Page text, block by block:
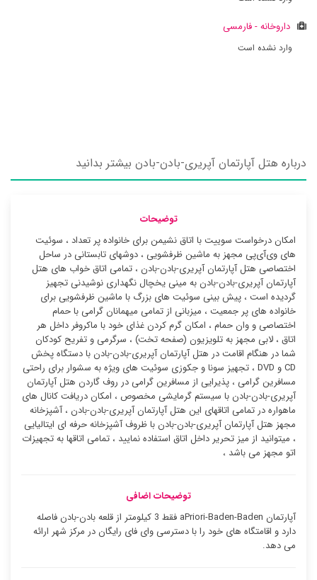
داروخانه - فارمسی
وارد نشده است
درباره هتل آپارتمان آپریری-بادن-بادن بیشتر بدانید
توضیحات
امکان درخواست سوییت با اتاق نشیمن برای خانواده پر تعداد ، سوئیت
‌های وی‌آی‌پی مجهز به ماشین ظرفشویی ، دوشهای تابستانی در ساحل
اختصاصی هتل آپارتمان آپریری-بادن-بادن ، تمامی اتاق خواب های هتل
آپارتمان آپریری-بادن-بادن به مینی یخچال نگهداری نوشیدنی تجهیز
گردیده است ، پیش بینی سوئیت های بزرگ با ماشین ظرفشویی برای
خانواده های پر جمعیت ، میزبانی از تمامی میهمانان گرامی با حمام
اختصاصی و وان حمام ، امکان گرم کردن غذای خود با ماکروفر داخل هر
اتاق ، لابی مجهز به تلویزیون (صفحه تخت) ، سرگرمی و تفریح کودکان
شما در هنگام اقامت در هتل آپارتمان آپریری-بادن-بادن با دستگاه پخش
CD و DVD ، تجهیز سونا و جکوزی سوئیت ‌های ویژه به سشوار برای راحتی
مسافرین گرامی ، پذیرایی از مسافرین گرامی در روف گاردن هتل آپارتمان
آپریری-بادن-بادن با سیستم گرمایشی مخصوص ، امکان دریافت کانال های
ماهواره در تمامی اتاقهای این هتل آپارتمان آپریری-بادن-بادن ، آشپزخانه
مجهز هتل آپارتمان آپریری-بادن-بادن با ظروف آشپزخانه حرفه ای ایتالیایی
، میتوانید از میز تحریر داخل اتاق استفاده نمایید ، تمامی اتاقها به تجهیزات
اتو مجهز می باشد ،
توضیحات اضافی
آپارتمان aPriori-Baden-Baden فقط 3 کیلومتر از قلعه بادن-بادن فاصله
دارد و اقامتگاه های خود را با دسترسی وای فای رایگان در مرکز شهر ارائه
می دهد.